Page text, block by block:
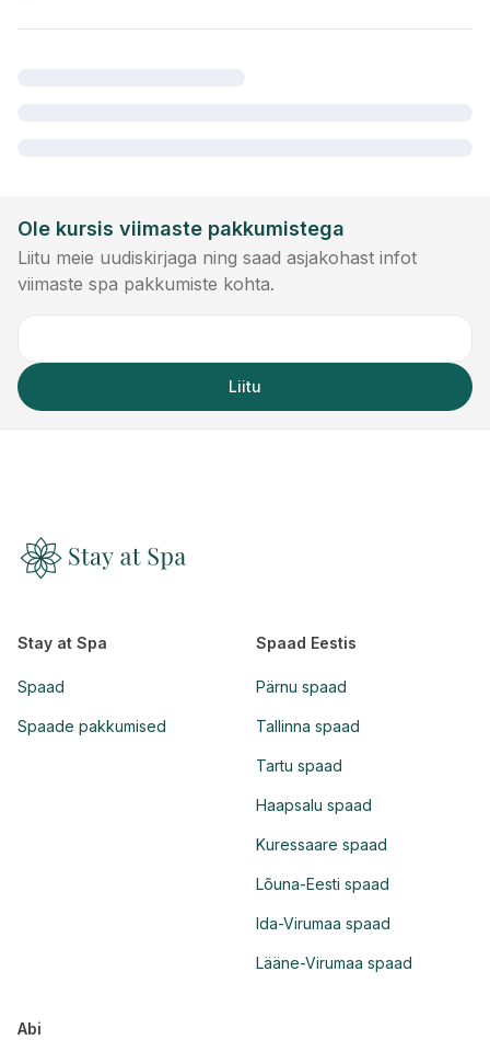
Ole kursis viimaste pakkumistega
Liitu meie uudiskirjaga ning saad asjakohast infot
viimaste spa pakkumiste kohta.
Liitu
Stay at Spa
Spaad
Spaade pakkumised
Spaad Eestis
Pärnu spaad
Tallinna spaad
Tartu spaad
Haapsalu spaad
Kuressaare spaad
Lõuna-Eesti spaad
Ida-Virumaa spaad
Lääne-Virumaa spaad
Abi